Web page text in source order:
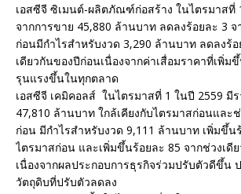
เอสซีจี ซิเมนต์-ผลิตภัณฑ์ก่อสร้าง ในไตรมาสที่
จากการขาย 45,880 ล้านบาท ลดลงร้อยละ 3 จ
ก่อนมีกำไรสำหรับงวด 3,290 ล้านบาท ลดลงร้
เดียวกันของปีก่อนเนื่องจากค่าเสื่อมราคาที่เพิ่
รุนแรงขึ้นในทุกตลาด
เอสซีจี เคมิคอลส์ ในไตรมาสที่ 1 ในปี 2559 มี
47,810 ล้านบาท ใกล้เคียงกับไตรมาสก่อนและ
ก่อน มีกำไรสำหรับงวด 9,111 ล้านบาท เพิ่มขึ้น
ไตรมาสก่อน และเพิ่มขึ้นร้อยละ 85 จากช่วงเดี
เนื่องจากผลประกอบการธุรกิจร่วมปรับตัวดีขึ้น
วัตถุดิบที่ปรับตัวลดลง